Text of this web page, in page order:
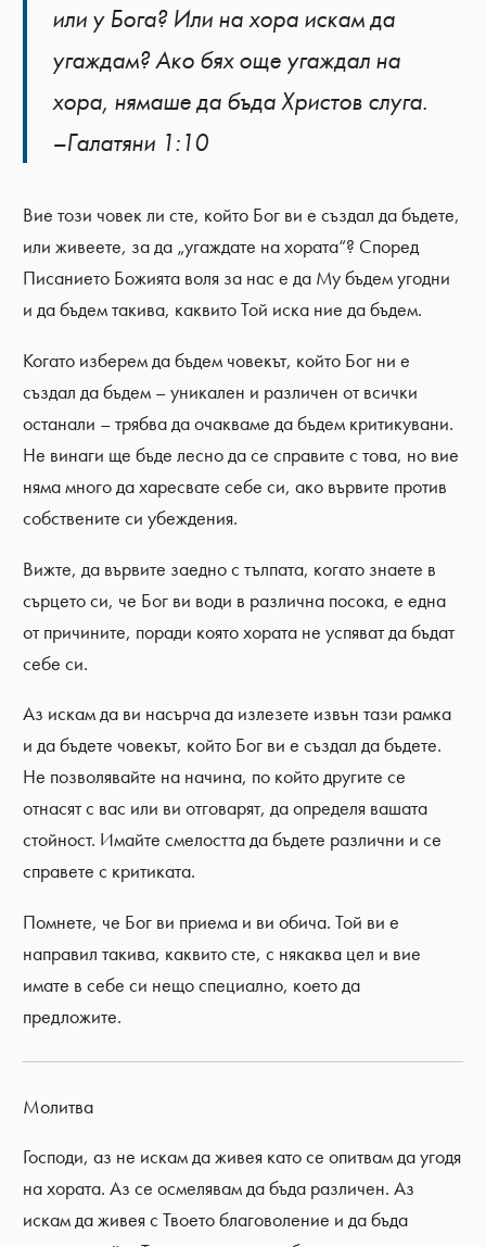
или у Бога? Или на хора искам да
угаждам? Ако бях още угаждал на
хора, нямаше да бъда Христов слуга.
–Галатяни 1:10
Вие този човек ли сте, който Бог ви е създал да бъдете,
или живеете, за да „угаждате на хората“? Според
Писанието Божията воля за нас е да Му бъдем угодни
и да бъдем такива, каквито Той иска ние да бъдем.
Когато изберем да бъдем човекът, който Бог ни е
създал да бъдем – уникален и различен от всички
останали – трябва да очакваме да бъдем критикувани.
Не винаги ще бъде лесно да се справите с това, но вие
няма много да харесвате себе си, ако вървите против
собствените си убеждения.
Вижте, да вървите заедно с тълпата, когато знаете в
сърцето си, че Бог ви води в различна посока, е една
от причините, поради която хората не успяват да бъдат
себе си.
Аз искам да ви насърча да излезете извън тази рамка
и да бъдете човекът, който Бог ви е създал да бъдете.
Не позволявайте на начина, по който другите се
отнасят с вас или ви отговарят, да определя вашата
стойност. Имайте смелостта да бъдете различни и се
справете с критиката.
Помнете, че Бог ви приема и ви обича. Той ви е
направил такива, каквито сте, с някаква цел и вие
имате в себе си нещо специално, което да
предложите.
Молитва
Господи, аз не искам да живея като се опитвам да угодя
на хората. Аз се осмелявам да бъда различен. Аз
искам да живея с Твоето благоволение и да бъда